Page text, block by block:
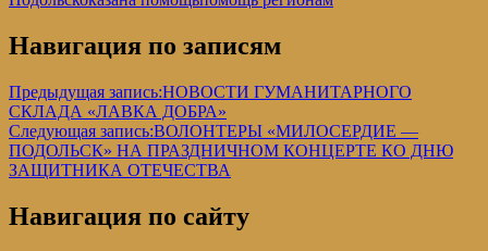
Навигация по записям
Предыдущая запись:НОВОСТИ ГУМАНИТАРНОГО
СКЛАДА «ЛАВКА ДОБРА»
Следующая запись:ВОЛОНТЕРЫ «МИЛОСЕРДИЕ —
ПОДОЛЬСК» НА ПРАЗДНИЧНОМ КОНЦЕРТЕ КО ДНЮ
ЗАЩИТНИКА ОТЕЧЕСТВА
Навигация по сайту